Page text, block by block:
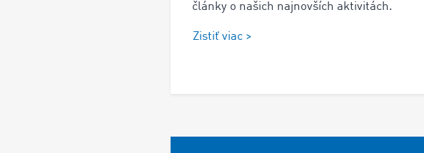
články o našich najnovších aktivitách.
Zistiť viac >